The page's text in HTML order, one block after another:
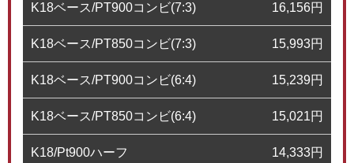
K18ベース/PT900コンビ(7:3) 16,156円
K18ベース/PT850コンビ(7:3) 15,993円
K18ベース/PT900コンビ(6:4) 15,239円
K18ベース/PT850コンビ(6:4) 15,021円
K18/Pt900ハーフ 14,333円